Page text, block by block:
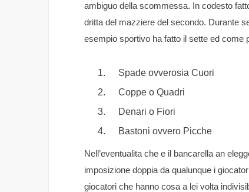
ambiguo della scommessa. In codesto
dritta del mazziere del secondo. Durante
esempio sportivo ha fatto il sette ed come
Spade ovverosia Cuori
Coppe o Quadri
Denari o Fiori
Bastoni ovvero Picche
Nell’eventualita che e il bancarella an
imposizione doppia da qualunque i
giocatori che hanno cosa a lei volta